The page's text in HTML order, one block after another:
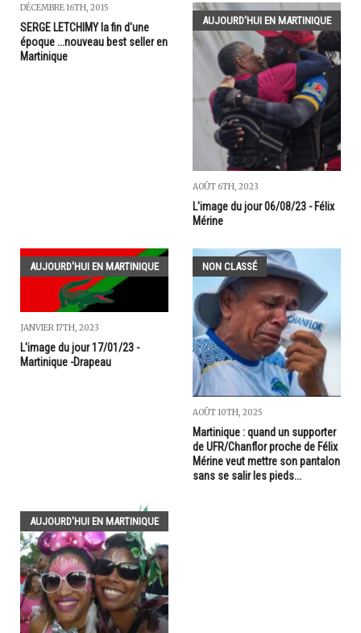
DÉCEMBRE 16TH, 2015
SERGE LETCHIMY la fin d'une
époque ...nouveau best seller en
Martinique
AUJOURD'HUI EN MARTINIQUE
AOÛT 6TH, 2023
L'image du jour 06/08/23 - Félix
Mérine
AUJOURD'HUI EN MARTINIQUE
JANVIER 17TH, 2023
L'image du jour 17/01/23 -
Martinique -Drapeau
NON CLASSÉ
AOÛT 10TH, 2025
Martinique : quand un supporter
de UFR/Chanflor proche de Félix
Mérine veut mettre son pantalon
sans se salir les pieds...
AUJOURD'HUI EN MARTINIQUE